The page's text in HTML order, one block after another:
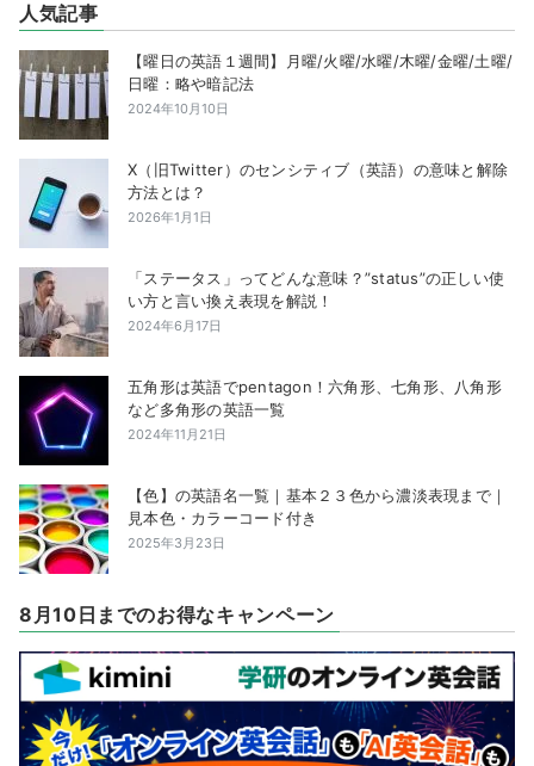
人気記事
【曜日の英語１週間】月曜/火曜/水曜/木曜/金曜/土曜/
日曜：略や暗記法
2024年10月10日
X（旧Twitter）のセンシティブ（英語）の意味と解除
方法とは？
2026年1月1日
「ステータス」ってどんな意味？”status”の正しい使
い方と言い換え表現を解説！
2024年6月17日
五角形は英語でpentagon！六角形、七角形、八角形
など多角形の英語一覧
2024年11月21日
【色】の英語名一覧｜基本２３色から濃淡表現まで｜
見本色・カラーコード付き
2025年3月23日
8月10日までのお得なキャンペーン